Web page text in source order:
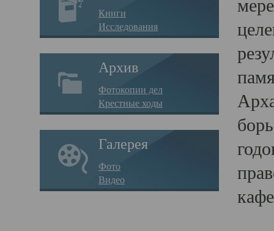
Книги
Исследования
Архив
Фотокопии дел
Крестные ходы
Галерея
Фото
Видео